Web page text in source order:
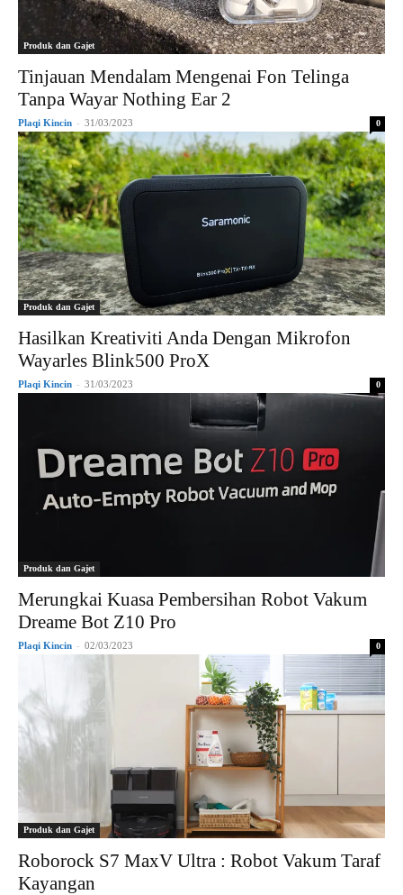
Produk dan Gajet
Tinjauan Mendalam Mengenai Fon Telinga
Tanpa Wayar Nothing Ear 2
Plaqi Kincin - 31/03/2023 0
Produk dan Gajet
Hasilkan Kreativiti Anda Dengan Mikrofon
Wayarles Blink500 ProX
Plaqi Kincin - 31/03/2023 0
Produk dan Gajet
Merungkai Kuasa Pembersihan Robot Vakum
Dreame Bot Z10 Pro
Plaqi Kincin - 02/03/2023 0
Produk dan Gajet
Roborock S7 MaxV Ultra : Robot Vakum Taraf
Kayangan